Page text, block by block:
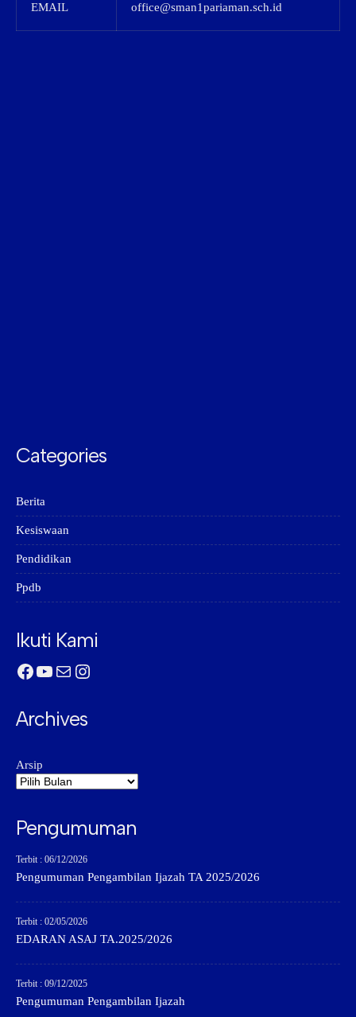
EMAIL office@sman1pariaman.sch.id
Categories
Berita
Kesiswaan
Pendidikan
Ppdb
Ikuti Kami
Facebook
YouTube
MailInstagram
Archives
Arsip
Pengumuman
Terbit : 06/12/2026
Pengumuman Pengambilan Ijazah TA 2025/2026
Terbit : 02/05/2026
EDARAN ASAJ TA.2025/2026
Terbit : 09/12/2025
Pengumuman Pengambilan Ijazah